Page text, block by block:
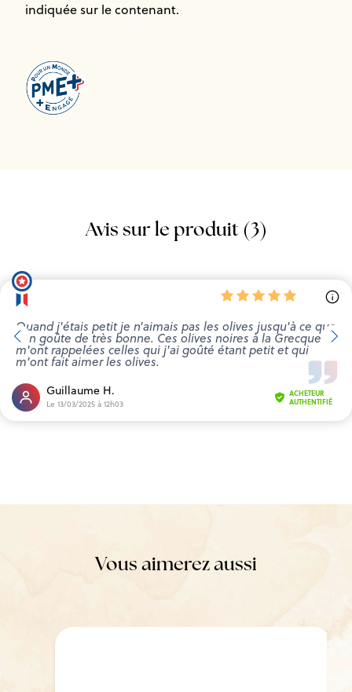
indiquée sur le contenant.
Avis sur le produit (3)
Quand j'étais petit je n'aimais pas les olives jusqu'à ce que
j'en goûte de très bonne. Ces olives noires à la Grecque
m'ont rappelées celles qui j'ai goûté étant petit et qui
m'ont fait aimer les olives.
Guillaume H.
Le 13/03/2025 à 12h03
ACHETEUR
AUTHENTIFIÉ
Vous aimerez aussi